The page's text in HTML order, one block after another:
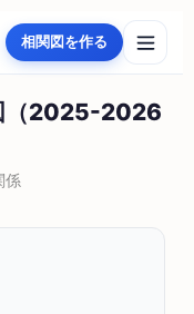
相関図を作る
（2025-2026
係